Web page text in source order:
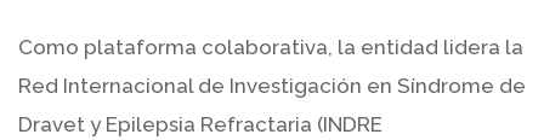
Como plataforma colaborativa, la entidad lidera la
Red Internacional de Investigación en Síndrome de
Dravet y Epilepsia Refractaria (INDRE